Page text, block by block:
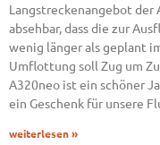
Langstreckenangebot der
absehbar, dass die zur
wenig länger als geplant
Umflottung soll Zug um
A320neo ist ein schöner
ein Geschenk für unsere
weiterlesen »